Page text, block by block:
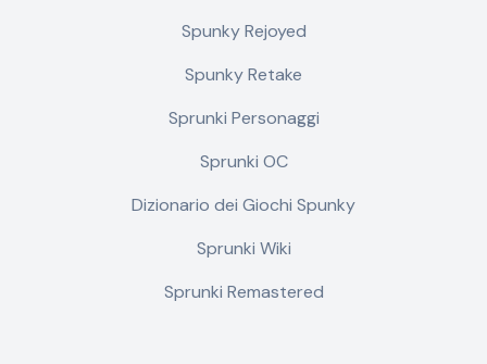
Spunky Rejoyed
Spunky Retake
Sprunki Personaggi
Sprunki OC
Dizionario dei Giochi Spunky
Sprunki Wiki
Sprunki Remastered